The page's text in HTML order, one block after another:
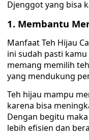
Djenggot yang bisa
1. Membantu
Manfaat Teh Hijau
ini sudah pasti
memang memilih
yang mendukung
Teh hijau mampu
karena bisa
Dengan begitu
lebih efisien dan